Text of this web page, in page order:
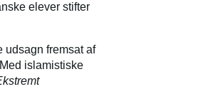
elever stifter
udsagn fremsat af
islamistiske